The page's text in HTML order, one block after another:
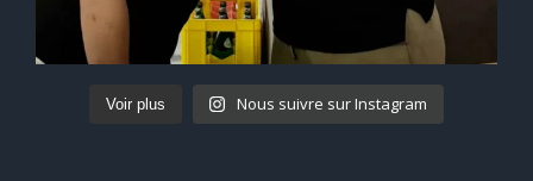
Voir plus Nous suivre sur Instagram